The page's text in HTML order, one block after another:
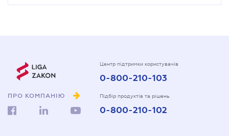
ПРО КОМПАНІЮ
Центр підтримки користувачів
0-800-210-103
Підбір продуктів та рішень
0-800-210-102